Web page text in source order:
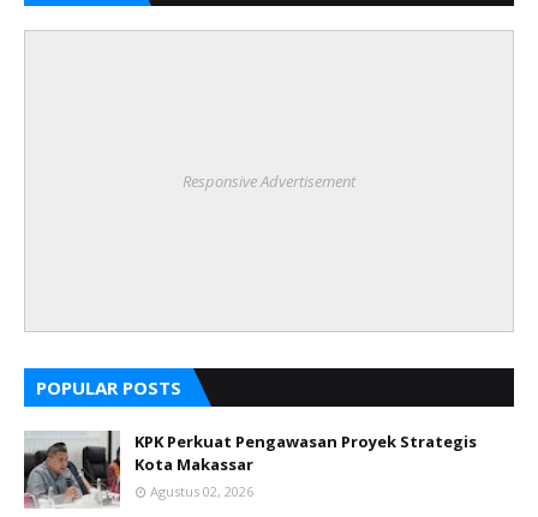
Responsive Advertisement
POPULAR POSTS
KPK Perkuat Pengawasan Proyek Strategis
Kota Makassar
Agustus 02, 2026